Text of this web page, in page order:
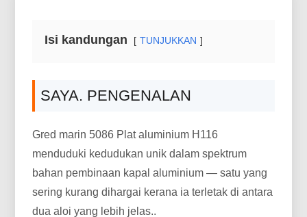
Isi kandungan TUNJUKKAN
SAYA. PENGENALAN
Gred marin 5086 Plat aluminium H116
menduduki kedudukan unik dalam spektrum
bahan pembinaan kapal aluminium — satu yang
sering kurang dihargai kerana ia terletak di antara
dua aloi yang lebih jelas..